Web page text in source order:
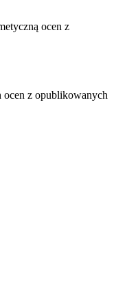
ocen z
ocen z opublikowanych